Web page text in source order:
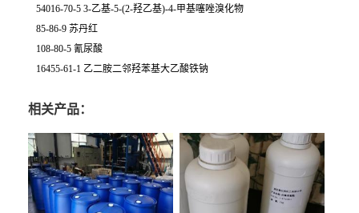
54016-70-5 3-乙基-5-(2-羟乙基)-4-甲基噻唑溴化物
85-86-9 苏丹红
108-80-5 氰尿酸
16455-61-1 乙二胺二邻羟苯基大乙酸铁钠
相关产品：